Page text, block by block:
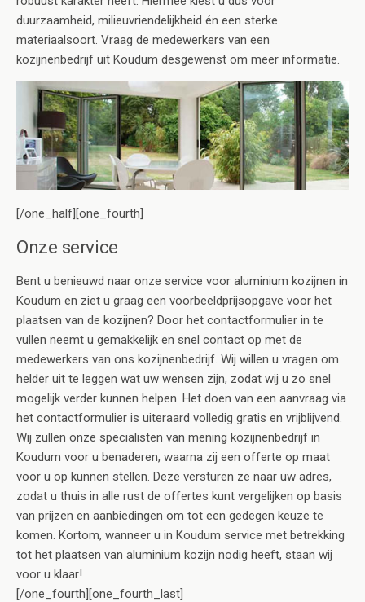
duurzaamheid, milieuvriendelijkheid én een sterke
materiaalsoort. Vraag de medewerkers van een
kozijnenbedrijf uit Koudum desgewenst om meer informatie.
[/one_half][one_fourth]
Onze service
Bent u benieuwd naar onze service voor aluminium kozijnen in
Koudum en ziet u graag een voorbeeldprijsopgave voor het
plaatsen van de kozijnen? Door het contactformulier in te
vullen neemt u gemakkelijk en snel contact op met de
medewerkers van ons kozijnenbedrijf. Wij willen u vragen om
helder uit te leggen wat uw wensen zijn, zodat wij u zo snel
mogelijk verder kunnen helpen. Het doen van een aanvraag via
het contactformulier is uiteraard volledig gratis en vrijblijvend.
Wij zullen onze specialisten van mening kozijnenbedrijf in
Koudum voor u benaderen, waarna zij een offerte op maat
voor u op kunnen stellen. Deze versturen ze naar uw adres,
zodat u thuis in alle rust de offertes kunt vergelijken op basis
van prijzen en aanbiedingen om tot een gedegen keuze te
komen. Kortom, wanneer u in Koudum service met betrekking
tot het plaatsen van aluminium kozijn nodig heeft, staan wij
voor u klaar!
[/one_fourth][one_fourth_last]